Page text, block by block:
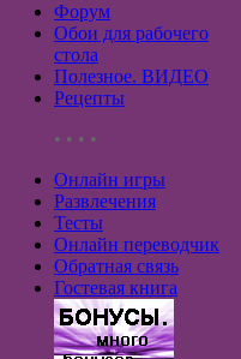
Форум
Обои для рабочего
стола
Полезное. ВИДЕО
Рецепты
• • • •
Онлайн игры
Развлечения
Тесты
Онлайн переводчик
Обратная связь
Гостевая книга